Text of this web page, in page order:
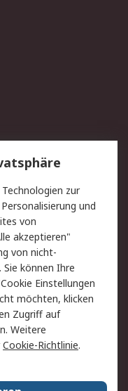
zur
und
von
akzeptieren"
von nicht-
können Ihre
Einstellungen
möchten, klicken
Zugriff auf
Weitere
Cookie-Richtlinie.